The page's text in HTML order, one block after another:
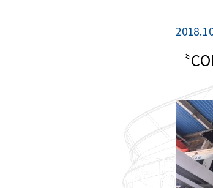
〝